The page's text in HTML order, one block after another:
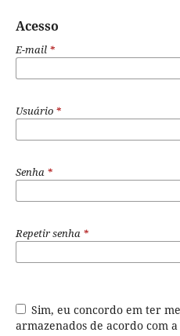
Acesso
E-mail *
Usuário *
Senha *
Repetir senha *
Sim, eu concordo em ter meus dados coletados e
armazenados de acordo com a